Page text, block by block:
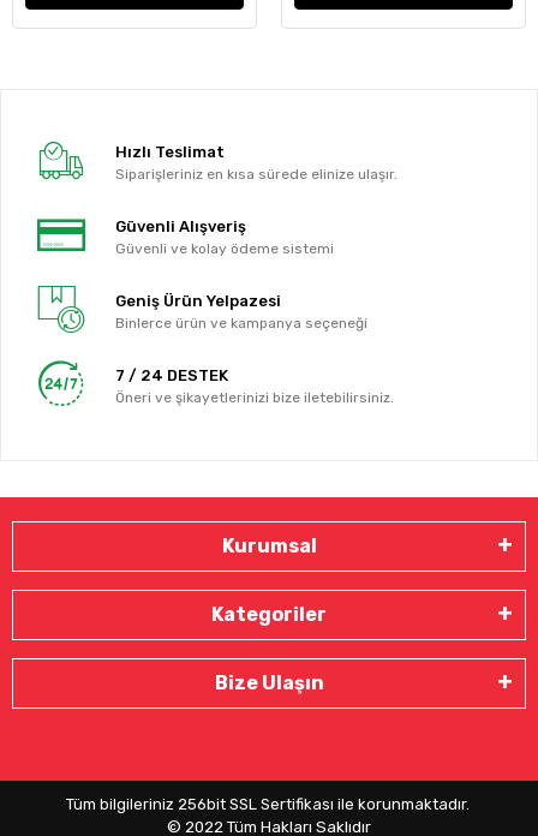
Hızlı Teslimat
Siparişleriniz en kısa sürede elinize ulaşır.
Güvenli Alışveriş
Güvenli ve kolay ödeme sistemi
Geniş Ürün Yelpazesi
Binlerce ürün ve kampanya seçeneği
7 / 24 DESTEK
Öneri ve şikayetlerinizi bize iletebilirsiniz.
Kurumsal
Kategoriler
Bize Ulaşın
Tüm bilgileriniz 256bit SSL Sertifikası ile korunmaktadır.
© 2022 Tüm Hakları Saklıdır